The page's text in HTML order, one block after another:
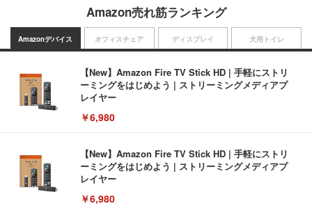
Amazon売れ筋ランキング
Amazonデバイス
【New】Amazon Fire TV Stick HD | 手軽にストリ
ーミングをはじめよう | ストリーミングメディアプ
レイヤー
￥6,980
【New】Amazon Fire TV Stick HD | 手軽にストリ
ーミングをはじめよう | ストリーミングメディアプ
レイヤー
￥6,980
オフィスチェア ディスプレイ 犬用トイレ